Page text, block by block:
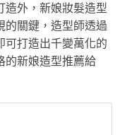
造外，新娘妝髮造型
的關鍵，造型師透過
可打造出千變萬化的
的新娘造型推薦給